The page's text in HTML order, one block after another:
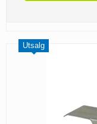
Utsalg